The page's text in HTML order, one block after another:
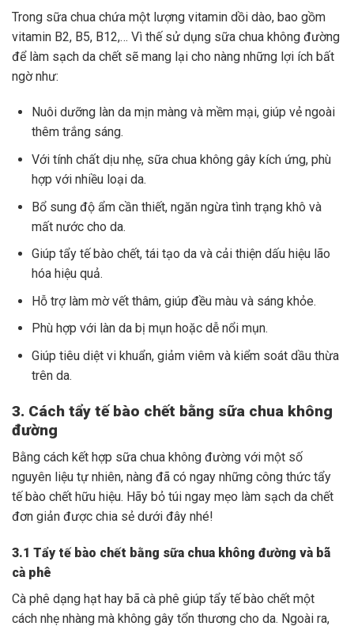
Trong sữa chua chứa một lượng vitamin dồi dào, bao gồm
vitamin B2, B5, B12,… Vì thế sử dụng sữa chua không đường
để làm sạch da chết sẽ mang lại cho nàng những lợi ích bất
ngờ như:
Nuôi dưỡng làn da mịn màng và mềm mại, giúp vẻ ngoài
thêm trắng sáng.
Với tính chất dịu nhẹ, sữa chua không gây kích ứng, phù
hợp với nhiều loại da.
Bổ sung độ ẩm cần thiết, ngăn ngừa tình trạng khô và
mất nước cho da.
Giúp tẩy tế bào chết, tái tạo da và cải thiện dấu hiệu lão
hóa hiệu quả.
Hỗ trợ làm mờ vết thâm, giúp đều màu và sáng khỏe.
Phù hợp với làn da bị mụn hoặc dễ nổi mụn.
Giúp tiêu diệt vi khuẩn, giảm viêm và kiểm soát dầu thừa
trên da.
3. Cách tẩy tế bào chết bằng sữa chua không
đường
Bằng cách kết hợp sữa chua không đường với một số
nguyên liệu tự nhiên, nàng đã có ngay những công thức tẩy
tế bào chết hữu hiệu. Hãy bỏ túi ngay mẹo làm sạch da chết
đơn giản được chia sẻ dưới đây nhé!
3.1 Tẩy tế bào chết bằng sữa chua không đường và bã
cà phê
Cà phê dạng hạt hay bã cà phê giúp tẩy tế bào chết một
cách nhẹ nhàng mà không gây tổn thương cho da. Ngoài ra,